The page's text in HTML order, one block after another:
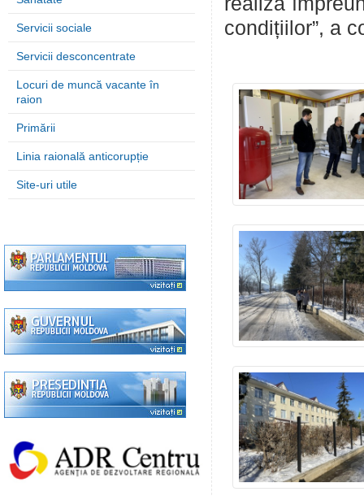
Servicii sociale
Servicii desconcentrate
Locuri de muncă vacante în
raion
Primării
Linia raională anticorupție
Site-uri utile
condițiilor”, a